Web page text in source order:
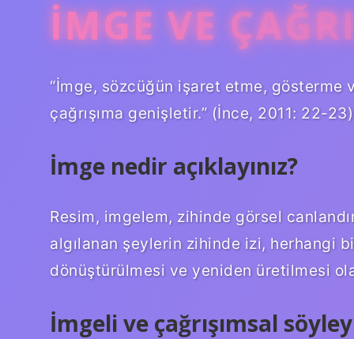
İMGE VE
“İmge, sözcüğün işaret etme, gösterme
çağrışıma genişletir.” (İnce, 2011: 22-
İmge nedir açıklayınız?
Resim, imgelem, zihinde görsel
algılanan şeylerin zihinde izi, herhangi
dönüştürülmesi ve yeniden üretilmesi
İmgeli ve çağrışımsal